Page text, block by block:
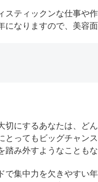
ティックンな仕事や
なりますので、美容
にするあなたは、ど
ってもビッグチャン
み外すようなこともな
集中力を欠きやすい